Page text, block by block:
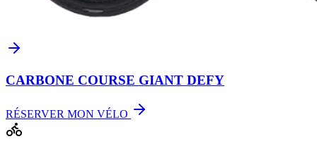
CARBONE COURSE GIANT DEFY
RÉSERVER MON VÉLO